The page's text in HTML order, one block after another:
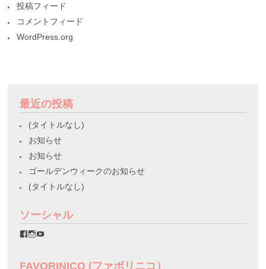
投稿フィード
コメントフィード
WordPress.org
最近の投稿
(タイトルなし)
お知らせ
お知らせ
ゴールデンウィークのお知らせ
(タイトルなし)
ソーシャル
favorinico.jp
プ
favorinico.jp
ププ
FAVORINICO (ファボリニコ）